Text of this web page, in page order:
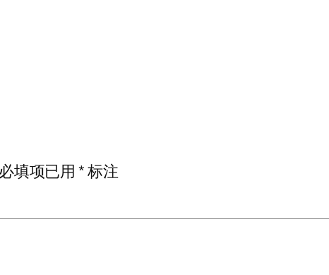
必填项已用*标注